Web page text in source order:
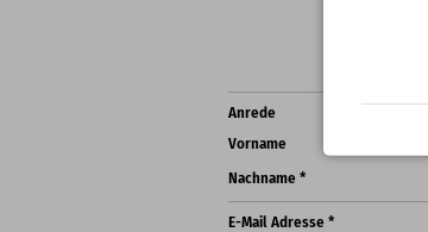
Anrede
Vorname
Nachname *
E-Mail Adresse *